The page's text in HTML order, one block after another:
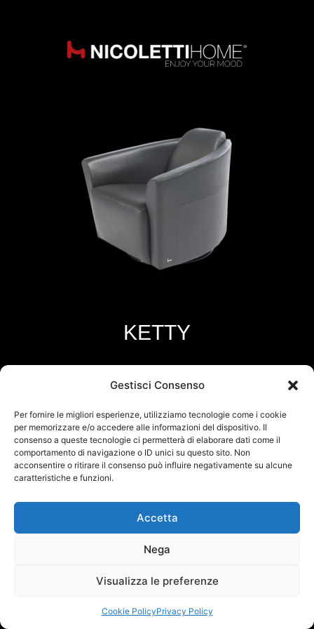
Gestisci Consenso
Per fornire le migliori esperienze, utilizziamo tecnologie come i cookie
per memorizzare e/o accedere alle informazioni del dispositivo. Il
consenso a queste tecnologie ci permetterà di elaborare dati come il
comportamento di navigazione o ID unici su questo sito. Non
acconsentire o ritirare il consenso può influire negativamente su alcune
caratteristiche e funzioni.
Accetta
Nega
Visualizza le preferenze
Cookie PolicyPrivacy Policy
KETTY
SCARICA LA SCHEDA TECNICA
DOWNLOAD THE DATA SHEET
TÉLÉCHARGER LA FICHE TECHNIQUE
DOWNLOAD THE DATA SHEET